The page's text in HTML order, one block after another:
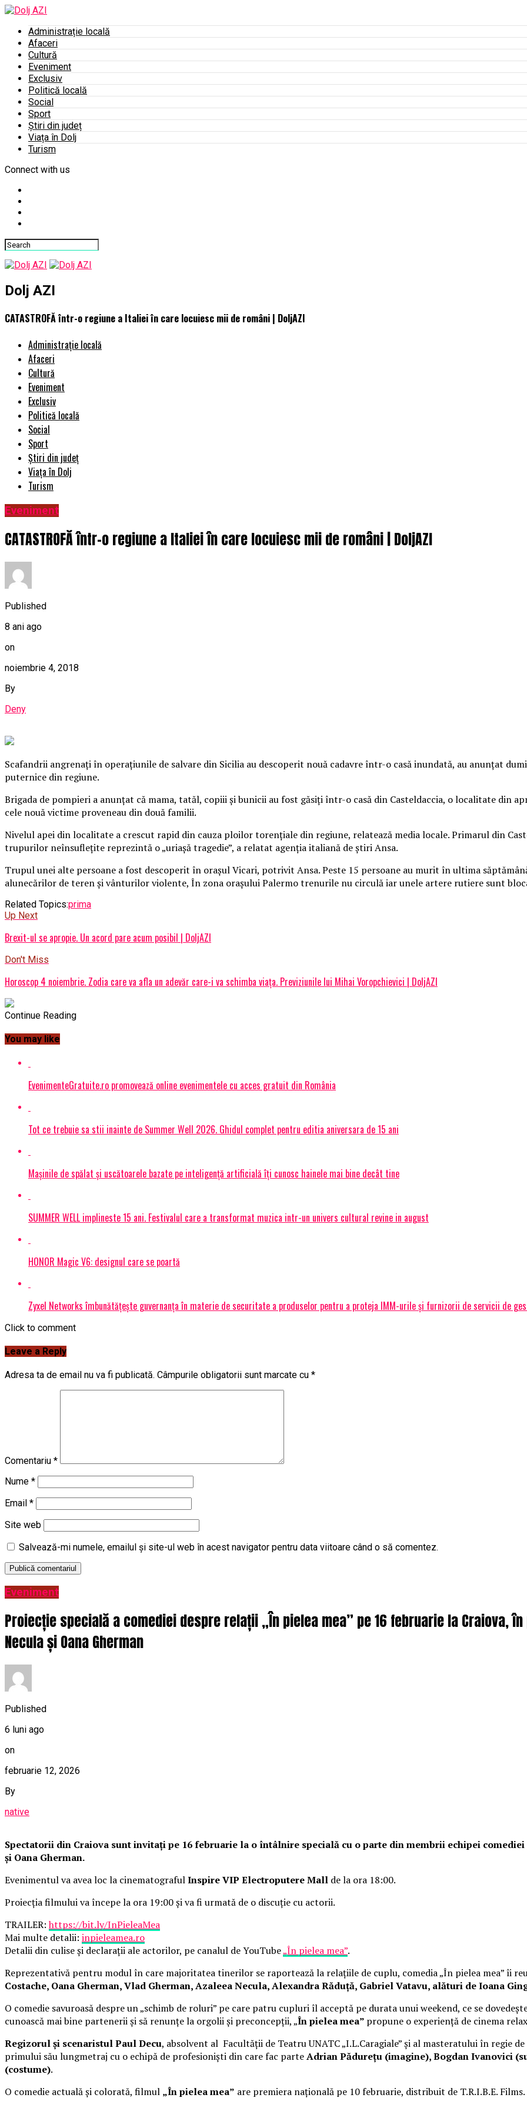
Administrație locală
Afaceri
Cultură
Eveniment
Exclusiv
Politică locală
Social
Sport
Știri din județ
Viața în Dolj
Turism
Connect with us
Dolj AZI
CATASTROFĂ într-o regiune a Italiei în care locuiesc mii de români | DoljAZI
Administrație locală
Afaceri
Cultură
Eveniment
Exclusiv
Politică locală
Social
Sport
Știri din județ
Viața în Dolj
Turism
Eveniment
CATASTROFĂ într-o regiune a Italiei în care locuiesc mii de români | DoljAZI
Published
8 ani ago
on
noiembrie 4, 2018
By
Deny
Scafandrii angrenaţi în operaţiunile de salvare din Sicilia au descoperit nouă cadavre într-o casă inundată, au anunţat
puternice din regiune.
Brigada de pompieri a anunţat că mama, tatăl, copiii şi bunicii au fost găsiţi într-o casă din Casteldaccia, o localitate din
cele nouă victime proveneau din două familii.
Nivelul apei din localitate a crescut rapid din cauza ploilor torenţiale din regiune, relatează media locale. Primarul din
trupurilor neînsufleţite reprezintă o „uriaşă tragedie”, a relatat agenţia italiană de ştiri Ansa.
Trupul unei alte persoane a fost descoperit în oraşul Vicari, potrivit Ansa. Peste 15 persoane au murit în ultima
alunecărilor de teren şi vânturilor violente, În zona oraşului Palermo trenurile nu circulă iar unele artere rutiere sunt
Related Topics:prima
Up Next
Brexit-ul se apropie. Un acord pare acum posibil | DoljAZI
Don't Miss
Horoscop 4 noiembrie. Zodia care va afla un adevăr care-i va schimba viața. Previziunile lui Mihai Voropchievici | DoljAZI
Continue Reading
You may like
EvenimenteGratuite.ro promovează online evenimentele cu acces gratuit din România
Tot ce trebuie sa stii inainte de Summer Well 2026. Ghidul complet pentru editia aniversara de 15 ani
Mașinile de spălat și uscătoarele bazate pe inteligență artificială îți cunosc hainele mai bine decât tine
SUMMER WELL implineste 15 ani. Festivalul care a transformat muzica intr-un univers cultural revine in august
HONOR Magic V6: designul care se poartă
Zyxel Networks îmbunătățește guvernanța în materie de securitate a produselor pentru a proteja IMM-urile și furnizorii de servicii de
Click to comment
Leave a Reply
Adresa ta de email nu va fi publicată. Câmpurile obligatorii sunt marcate cu *
Comentariu *
Nume *
Email *
Site web
Salvează-mi numele, emailul și site-ul web în acest navigator pentru data viitoare când o să comentez.
Eveniment
Proiecție specială a comediei despre relații „În pielea mea” pe 16 februarie la Craiova,
Necula și Oana Gherman
Published
6 luni ago
on
februarie 12, 2026
By
native
Spectatorii din Craiova sunt invitați pe 16 februarie la o întâlnire specială cu o parte din membrii echipei
și Oana Gherman.
Evenimentul va avea loc la cinematografulInspire VIP Electroputere Mall de la ora 18:00.
Proiecția filmului va începe la ora 19:00 și va fi urmată de o discuție cu actorii.
TRAILER:https://bit.ly/InPieleaMea
Mai multe detalii: inpieleamea.ro
Detalii din culise și declarații ale actorilor, pe canalul de YouTube„În pielea mea”.
Reprezentativă pentru modul în care majoritatea tinerilor se raportează la relațiile de cuplu, comedia „În pielea mea” îi
Costache, Oana Gherman, Vlad Gherman, Azaleea Necula, Alexandra Răduță, Gabriel Vatavu, alături de Ioana
O comedie savuroasă despre un „schimb de roluri” pe care patru cupluri îl acceptă pe durata unui weekend, ce se
cunoască mai bine partenerii și să renunțe la orgolii și preconcepții, „În pielea mea” propune o experiență de cinema
Regizorul și scenaristul Paul Decu, absolvent al Facultății de Teatru UNATC „I.L.Caragiale” și al masteratului în regie
primului său lungmetraj cu o echipă de profesioniști din care fac parteAdrian Pădurețu (imagine), Bogdan Ivanovici
(costume).
O comedie actuală și colorată, filmul „În pielea mea” are premiera națională pe 10 februarie, distribuit de T.R.I.B.E. Films.